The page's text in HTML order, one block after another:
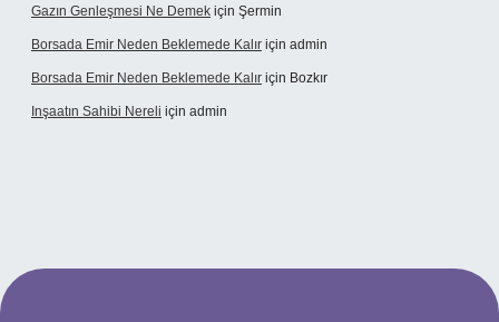
Gazın Genleşmesi Ne Demek için Şermin
Borsada Emir Neden Beklemede Kalır için admin
Borsada Emir Neden Beklemede Kalır için Bozkır
Inşaatın Sahibi Nereli için admin
www.hiltonbetx.org/